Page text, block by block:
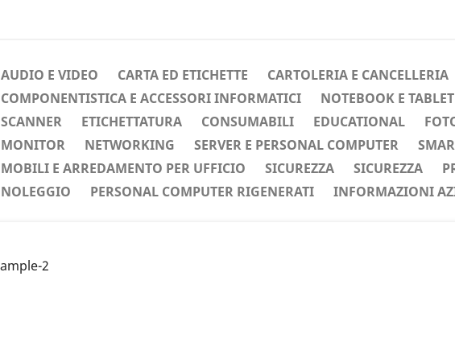
AUDIO E VIDEO CARTA ED ETICHETTE
CARTOLERIA E CANCELLERIA
COMPONENTISTICA E ACCESSORI INFORMATICI
NOTEBOOK E TABLET
SCANNER
ETICHETTATURA CONSUMABILI EDUCATIONAL
MONITOR
NETWORKING SERVER E PERSONAL COMPUTER
MOBILI E ARREDAMENTO PER UFFICIO
SICUREZZA SICUREZZA
NOLEGGIO
PERSONAL COMPUTER RIGENERATI INFORMAZIONI